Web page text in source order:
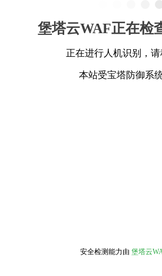
堡塔云WAF正在检
正在进行人机识别，
本站受宝塔防御系
安全检测能力由 堡塔云